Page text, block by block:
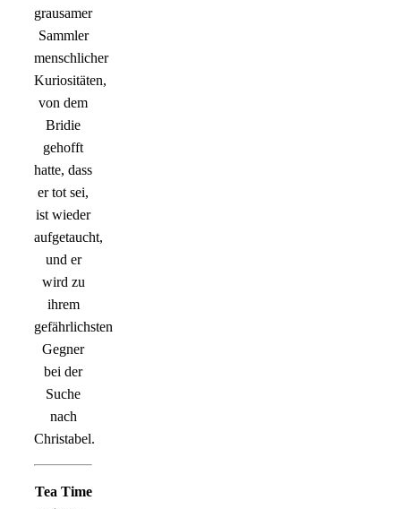
grausamer
Sammler
menschlicher
Kuriositäten,
von dem
Bridie
gehofft
hatte, dass
er tot sei,
ist wieder
aufgetaucht,
und er
wird zu
ihrem
gefährlichsten
Gegner
bei der
Suche
nach
Christabel.
Tea Time